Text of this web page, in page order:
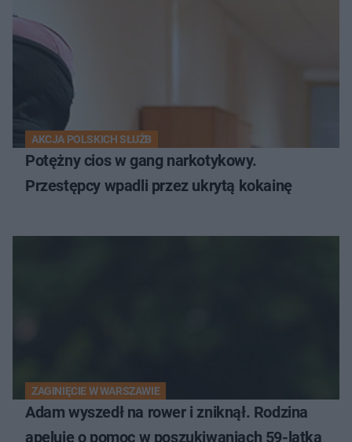
AKCJA POLSKICH SŁUŻB
Potężny cios w gang narkotykowy.
Przestępcy wpadli przez ukrytą kokainę
ZAGINIĘCIE W WARSZAWIE
Adam wyszedł na rower i zniknął. Rodzina
apeluje o pomoc w poszukiwaniach 59-latka